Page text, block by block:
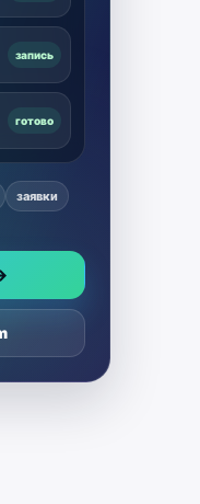
запись
готово
заявки